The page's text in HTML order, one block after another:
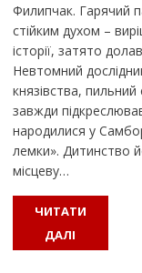
Филипчак. Гарячий
стійким духом –
історії, затято
Невтомний
князівства,
завжди
народилися у
лемки». Дитинство
місцеву…
ЧИТАТИ
ДАЛІ